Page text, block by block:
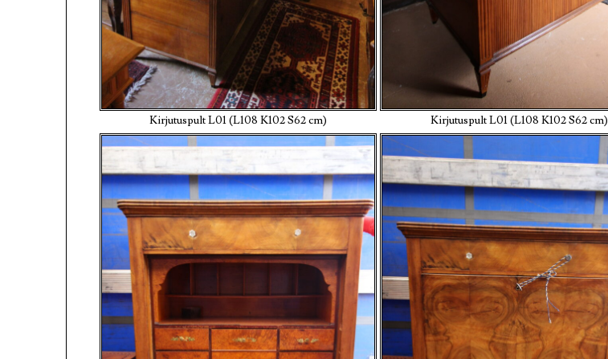
Kirjutuspult L01 (L108 K102 S62 cm) Kirjutuspult L01 (L108 K102 S62 cm)